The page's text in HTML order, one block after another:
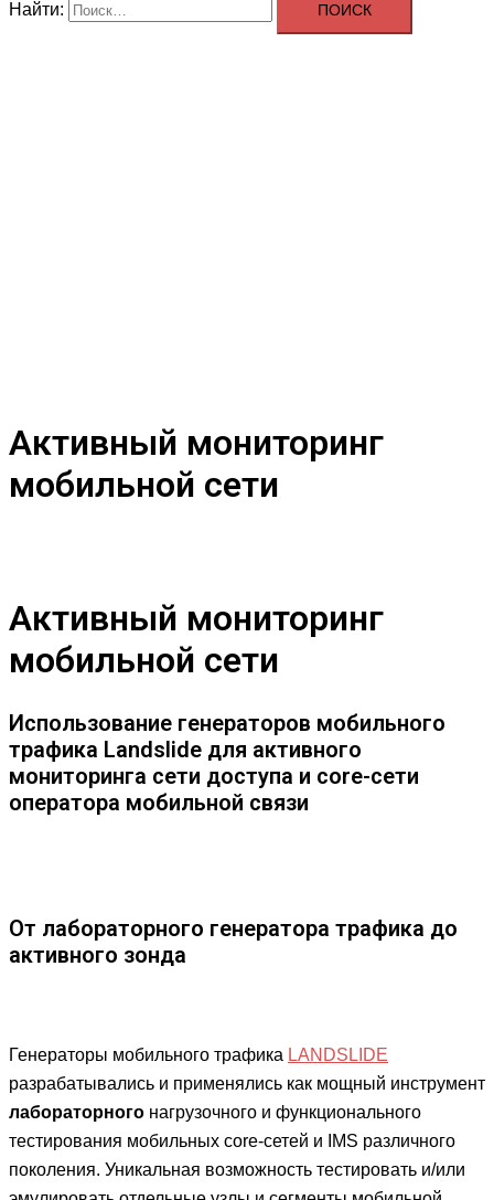
Найти:
Активный мониторинг
мобильной сети
Активный мониторинг
мобильной сети
Использование генераторов мобильного
трафика Landslide для активного
мониторинга сети доступа и core-сети
оператора мобильной связи
От лабораторного генератора трафика до
активного зонда
Генераторы мобильного трафика LANDSLIDE
разрабатывались и применялись как мощный инструмент
лабораторного нагрузочного и функционального
тестирования мобильных core-сетей и IMS различного
поколения. Уникальная возможность тестировать и/или